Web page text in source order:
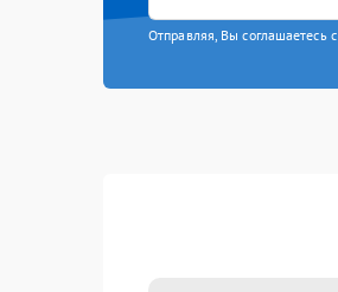
Отправляя, Вы соглашаетесь с